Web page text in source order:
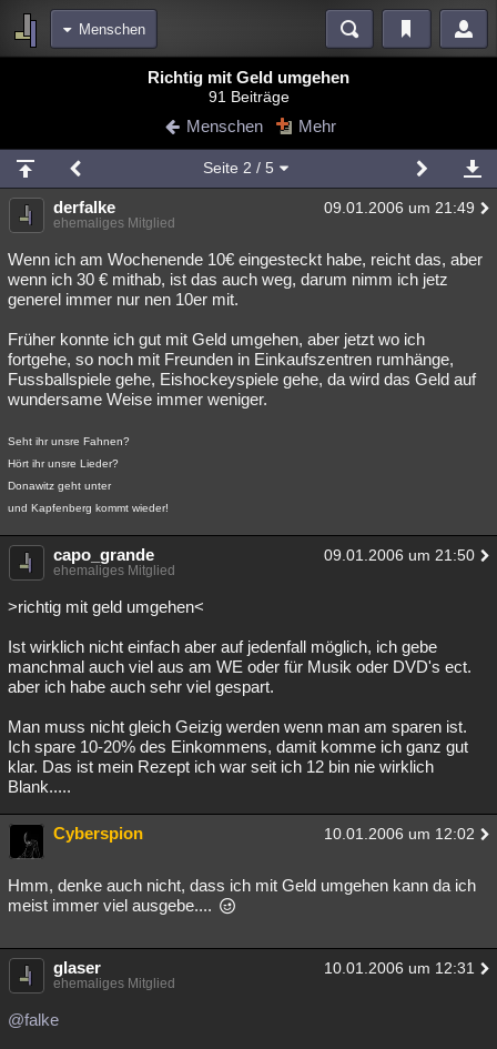
Menschen
Blogs
Chat Wiki Neuigkeiten
meine Rubriken
Menschen Mystery Kriminalfälle
Spiritualität Verschwörungen Technologie Ufologie
Natur Umfragen Unterhaltung
weitere Rubriken
Philosophie Träume Orte Esoterik Literatur
Astronomie Helpdesk Gruppen
Übersichten
Lesenswert Schlüsselwörter
Richtig mit Geld umgehen
91 Beiträge
Menschen Mehr
Seite 2 / 5
derfalke 09.01.2006 um 21:49
ehemaliges Mitglied
Wenn ich am Wochenende 10€ eingesteckt habe, reicht das, aber
wenn ich 30 € mithab, ist das auch weg, darum nimm ich jetz
generel immer nur nen 10er mit.
Früher konnte ich gut mit Geld umgehen, aber jetzt wo ich
fortgehe, so noch mit Freunden in Einkaufszentren rumhänge,
Fussballspiele gehe, Eishockeyspiele gehe, da wird das Geld auf
wundersame Weise immer weniger.
Seht ihr unsre Fahnen?
Hört ihr unsre Lieder?
Donawitz geht unter
und Kapfenberg kommt wieder!
capo_grande 09.01.2006 um 21:50
ehemaliges Mitglied
>richtig mit geld umgehen<
Ist wirklich nicht einfach aber auf jedenfall möglich, ich gebe
manchmal auch viel aus am WE oder für Musik oder DVD's ect.
aber ich habe auch sehr viel gespart.
Man muss nicht gleich Geizig werden wenn man am sparen ist.
Ich spare 10-20% des Einkommens, damit komme ich ganz gut
klar. Das ist mein Rezept ich war seit ich 12 bin nie wirklich
Blank.....
Cyberspion 10.01.2006 um 12:02
Hmm, denke auch nicht, dass ich mit Geld umgehen kann da ich
meist immer viel ausgebe....
glaser 10.01.2006 um 12:31
ehemaliges Mitglied
@falke